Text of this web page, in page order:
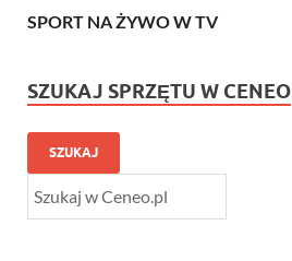
SPORT NA ŻYWO W TV
SZUKAJ SPRZĘTU W CENEO
SZUKAJ